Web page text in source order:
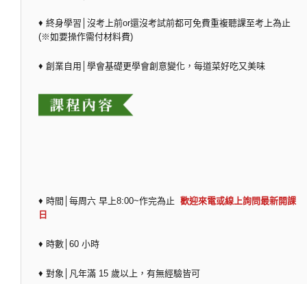
♦ 終身學習│沒考上前or還沒考試前都可免費重複聽課至考上為止
(※如要操作需付材料費)
♦ 創業自用│學會基礎更學會創意變化，每道菜好吃又美味
♦ 時間│每周六 早上8:00~作完為止 歡迎來電或線上詢問最新開課
日
♦ 時數│60 小時
♦ 對象│凡年滿 15 歲以上，有無經驗皆可